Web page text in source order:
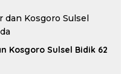
Kosgoro Sulsel Bidik 62